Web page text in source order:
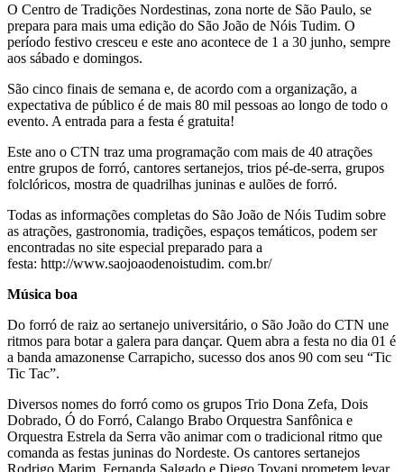
O Centro de Tradições Nordestinas, zona norte de São Paulo, se
prepara para mais uma edição do São João de Nóis Tudim. O
período festivo cresceu e este ano acontece de 1 a 30 junho, sempre
aos sábado e domingos.
São cinco finais de semana e, de acordo com a organização, a
expectativa de público é de mais 80 mil pessoas ao longo de todo o
evento. A entrada para a festa é gratuita!
Este ano o CTN traz uma programação com mais de 40 atrações
entre grupos de forró, cantores sertanejos, trios pé-de-serra, grupos
folclóricos, mostra de quadrilhas juninas e aulões de forró.
Todas as informações completas do São João de Nóis Tudim sobre
as atrações, gastronomia, tradições, espaços temáticos, podem ser
encontradas no site especial preparado para a
festa: http://www.saojoaodenoistudim. com.br/
Música boa
Do forró de raiz ao sertanejo universitário, o São João do CTN une
ritmos para botar a galera para dançar. Quem abra a festa no dia 01 é
a banda amazonense Carrapicho, sucesso dos anos 90 com seu “Tic
Tic Tac”.
Diversos nomes do forró como os grupos Trio Dona Zefa, Dois
Dobrado, Ó do Forró, Calango Brabo Orquestra Sanfônica e
Orquestra Estrela da Serra vão animar com o tradicional ritmo que
comanda as festas juninas do Nordeste. Os cantores sertanejos
Rodrigo Marim, Fernanda Salgado e Diego Tovani prometem levar